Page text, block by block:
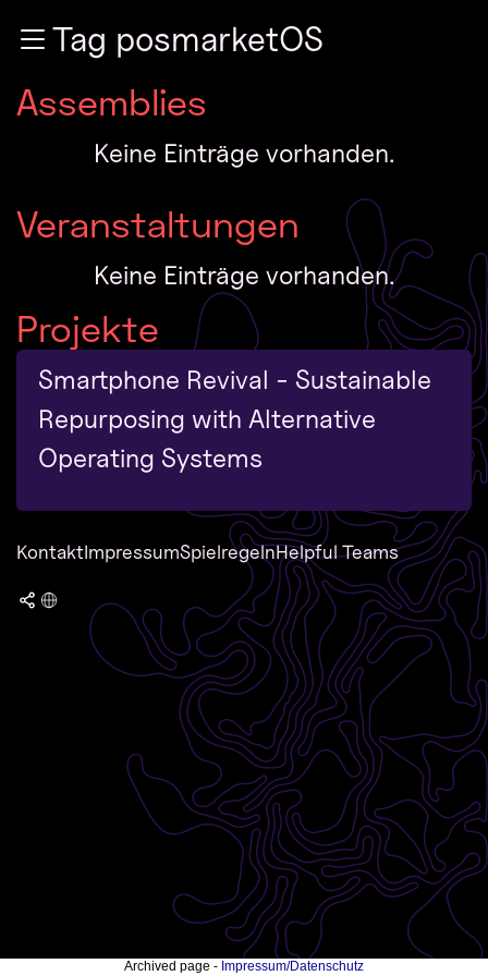
Zum InhaltTag posmarketOS
Assemblies
Keine Einträge vorhanden.
Veranstaltungen
Keine Einträge vorhanden.
Projekte
Smartphone Revival - Sustainable
Repurposing with Alternative
Operating Systems
KontaktImpressumSpielregelnHelpful Teams
Archived page - Impressum/Datenschutz